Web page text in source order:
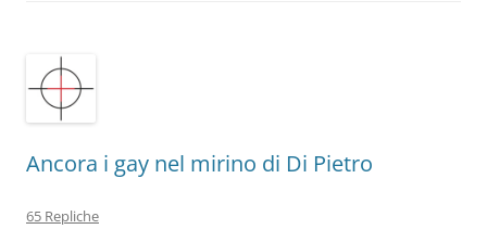
Ancora i gay nel mirino di Di Pietro
65 Repliche